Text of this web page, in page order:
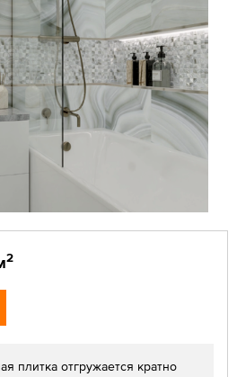
2
плитка отгружается кратно